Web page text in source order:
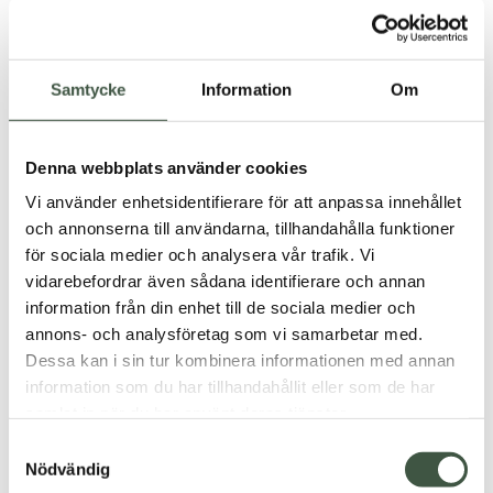
Samtycke Information Om
Denna webbplats använder cookies
Vi använder enhetsidentifierare för att anpassa innehållet
och annonserna till användarna, tillhandahålla funktioner
för sociala medier och analysera vår trafik. Vi
vidarebefordrar även sådana identifierare och annan
information från din enhet till de sociala medier och
annons- och analysföretag som vi samarbetar med.
Dessa kan i sin tur kombinera informationen med annan
information som du har tillhandahållit eller som de har
Nödvändig
Betygsatt
av 5
1.050 kr
5.00
av 5
Blankblå Overall Bio+1.600 kr
Betygsatt
Adventure Hängselbyxa